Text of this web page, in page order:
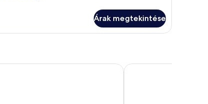
Árak megtekintése
Hotel Sunday Hotel Saga